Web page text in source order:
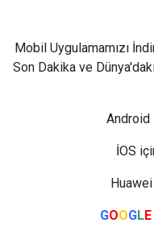
Mobil Uygulamamızı
Son Dakika ve
Android
İOS
GOOGLE